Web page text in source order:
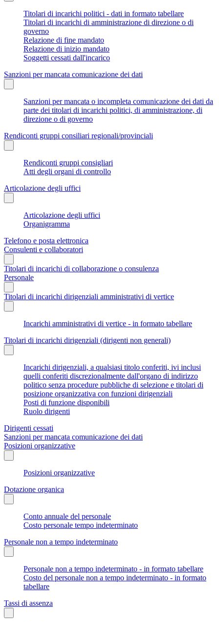
Titolari di incarichi politici - dati in formato tabellare
Titolari di incarichi di amministrazione di direzione o di
governo
Relazione di fine mandato
Relazione di inizio mandato
Soggetti cessati dall'incarico
Sanzioni per mancata comunicazione dei dati
Sanzioni per mancata o incompleta comunicazione dei dati da
parte dei titolari di incarichi politici, di amministrazione, di
direzione o di governo
Rendiconti gruppi consiliari regionali/provinciali
Rendiconti gruppi consigliari
Atti degli organi di controllo
Articolazione degli uffici
Articolazione degli uffici
Organigramma
Telefono e posta elettronica
Consulenti e collaboratori
Titolari di incarichi di collaborazione o consulenza
Personale
Titolari di incarichi dirigenziali amministrativi di vertice
Incarichi amministrativi di vertice - in formato tabellare
Titolari di incarichi dirigenziali (dirigenti non generali)
Incarichi dirigenziali, a qualsiasi titolo conferiti, ivi inclusi
quelli conferiti discrezionalmente dall'organo di indirizzo
politico senza procedure pubbliche di selezione e titolari di
posizione organizzativa con funzioni dirigenziali
Posti di funzione disponibili
Ruolo dirigenti
Dirigenti cessati
Sanzioni per mancata comunicazione dei dati
Posizioni organizzative
Posizioni organizzative
Dotazione organica
Conto annuale del personale
Costo personale tempo indeterminato
Personale non a tempo indeterminato
Personale non a tempo indeterminato - in formato tabellare
Costo del personale non a tempo indeterminato - in formato
tabellare
Tassi di assenza